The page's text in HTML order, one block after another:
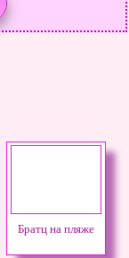
Братц на пляже